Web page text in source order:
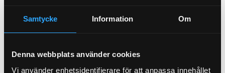
Samtycke Information Om
Denna webbplats använder cookies
Vi använder enhetsidentifierare för att anpassa innehållet
21-T14